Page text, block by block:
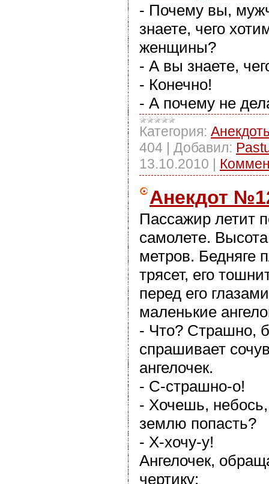
- Почему вы,
знаете, чего
женщины?
- А вы знаете,
- Конечно!
- А почему не
Категория:
404 | Добавил:
13.10.2010 |
Анекдот
Пассажир летит
самолете.
метров. Бедняге
трясет, его
перед его
маленькие
- Что? Страшно,
спрашивает
ангелочек.
- С-страшно-о!
- Хочешь,
землю попасть?
- Х-хочу-у!
Ангелочек,
чертику: